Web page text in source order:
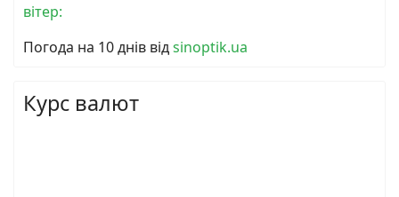
вітер:
Погода на 10 днів відsinoptik.ua
Курс валют